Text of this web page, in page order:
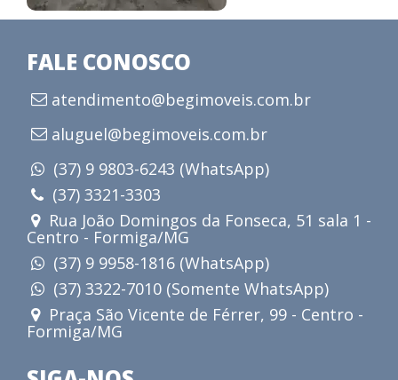
FALE CONOSCO
atendimento@begimoveis.com.br
aluguel@begimoveis.com.br
(37) 9 9803-6243 (WhatsApp)
(37) 3321-3303
Rua João Domingos da Fonseca, 51 sala 1 -
Centro - Formiga/MG
(37) 9 9958-1816 (WhatsApp)
(37) 3322-7010 (Somente WhatsApp)
Praça São Vicente de Férrer, 99 - Centro -
Formiga/MG